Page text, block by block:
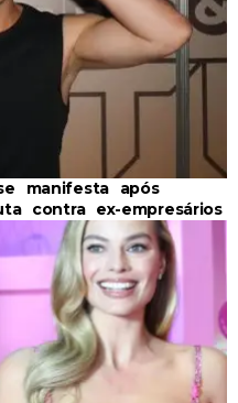
manifesta após
contra ex-empresários